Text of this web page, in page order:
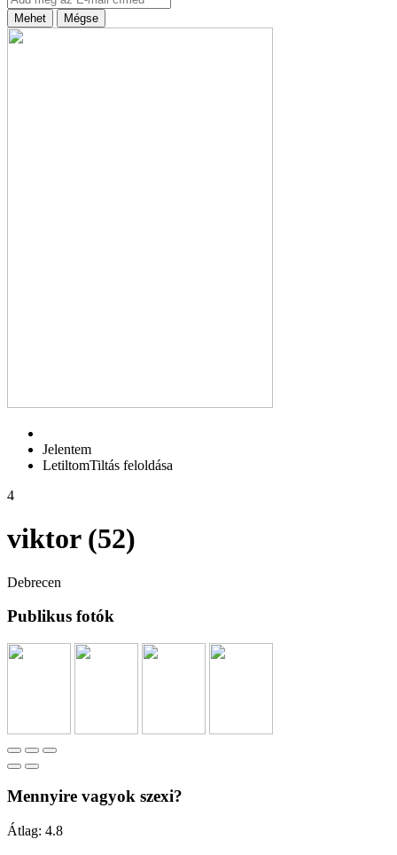
Mehet Mégse
Jelentem
LetiltomTiltás feloldása
4
viktor (52)
Debrecen
Publikus fotók
Mennyire vagyok szexi?
Átlag: 4.8